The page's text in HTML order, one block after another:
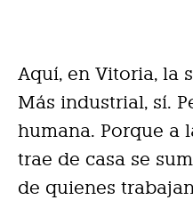
Aquí, en Vitoria, la
Más industrial, sí.
humana. Porque a
trae de casa se
de quienes